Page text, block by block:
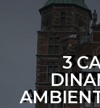
3